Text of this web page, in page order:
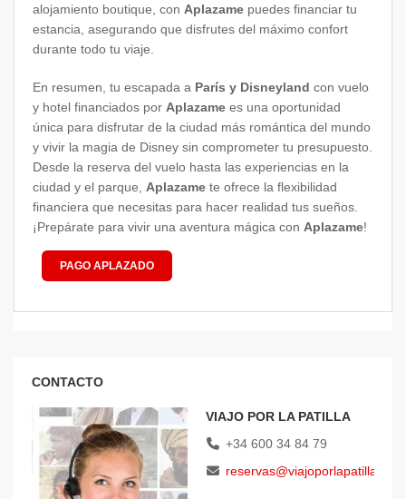
alojamiento boutique, con Aplazame puedes financiar tu
estancia, asegurando que disfrutes del máximo confort
durante todo tu viaje.
En resumen, tu escapada a París y Disneyland con vuelo
y hotel financiados por Aplazame es una oportunidad
única para disfrutar de la ciudad más romántica del mundo
y vivir la magia de Disney sin comprometer tu presupuesto.
Desde la reserva del vuelo hasta las experiencias en la
ciudad y el parque, Aplazame te ofrece la flexibilidad
financiera que necesitas para hacer realidad tus sueños.
¡Prepárate para vivir una aventura mágica con Aplazame!
PAGO APLAZADO
CONTACTO
VIAJO POR LA PATILLA
+34 600 34 84 79
reservas@viajoporlapatilla.com